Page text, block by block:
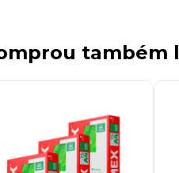
também